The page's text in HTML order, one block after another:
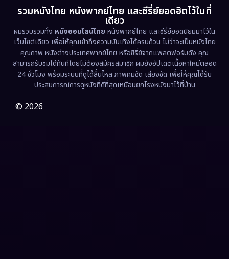
Family ครอบครัว (363)
Fantasy จินตนาการ (326)
Fiction (9)
Film (57)
Gothic
รวมหนังไทย หนังพากย์ไทย และซีรี่ย์ยอดฮิตไว้ในที่
เดียว
ผมรวบรวมทั้ง หนังออนไลน์ไทย หนังพากย์ไทย และซีรี่ย์ยอดนิยมมาไว้ใน
เว็บไซต์เดียว เพื่อให้คุณเข้าถึงความบันเทิงได้ครบถ้วน ไม่ว่าจะเป็นหนังไทย
คุณภาพ หนังต่างประเทศพากย์ไทย หรือซีรี่ย์จากแพลตฟอร์มดัง คุณ
สามารถรับชมได้ทันทีโดยไม่ต้องสมัครสมาชิก ผมยังอัปเดตเนื้อหาใหม่ตลอด
24 ชั่วโมง พร้อมระบบที่ดูได้ลื่นไหล ภาพคมชัด เสียงชัด เพื่อให้คุณได้รับ
ประสบการณ์การดูหนังที่ดีที่สุดเหมือนยกโรงหนังมาไว้ที่บ้าน
© 2026